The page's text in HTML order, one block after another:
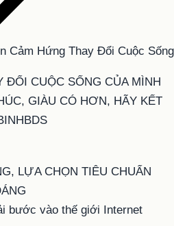
ĐỔI CUỘC SỐNG CỦA MÌNH
GIÀU CÓ HƠN, HÃY KẾT
LỰA CHỌN TIÊU CHUẨN